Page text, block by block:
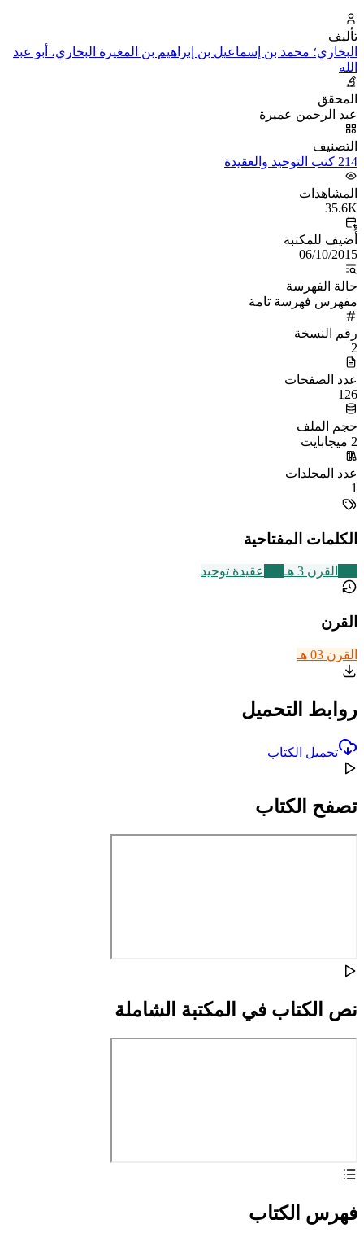
تأليف
البخاري؛ محمد بن إسماعيل بن إبراهيم بن المغيرة البخاري، أبو عبد
الله
المحقق
عبد الرحمن عميرة
التصنيف
214 كتب التوحيد والعقيدة
المشاهدات
35.6K
أُضيف للمكتبة
06/10/2015
حالة الفهرسة
مفهرس فهرسة تامة
رقم النسخة
2
عدد الصفحات
126
حجم الملف
2 ميجابايت
عدد المجلدات
1
الكلمات المفتاحية
القرن 3 هـ عقيدة توحيد
القرن
القرن 03 هـ
روابط التحميل
تحميل الكتاب
تصفح الكتاب
نص الكتاب في المكتبة الشاملة
فهرس الكتاب